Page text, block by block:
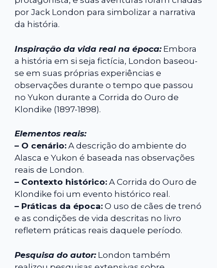
por Jack London para simbolizar a narrativa
da história.
Inspiração da vida real na época:Embora
a história em si seja fictícia, London baseou-
se em suas próprias experiências e
observações durante o tempo que passou
no Yukon durante a Corrida do Ouro de
Klondike (1897-1898).
Elementos reais:
– O cenário: A descrição do ambiente do
Alasca e Yukon é baseada nas observações
reais de London.
– Contexto histórico: A Corrida do Ouro de
Klondike foi um evento histórico real.
– Práticas da época: O uso de cães de trenó
e as condições de vida descritas no livro
refletem práticas reais daquele período.
Pesquisa do autor: London também